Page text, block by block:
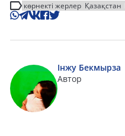
көрнекті жерлер Қазақстан
Інжу Бекмырза
Автор